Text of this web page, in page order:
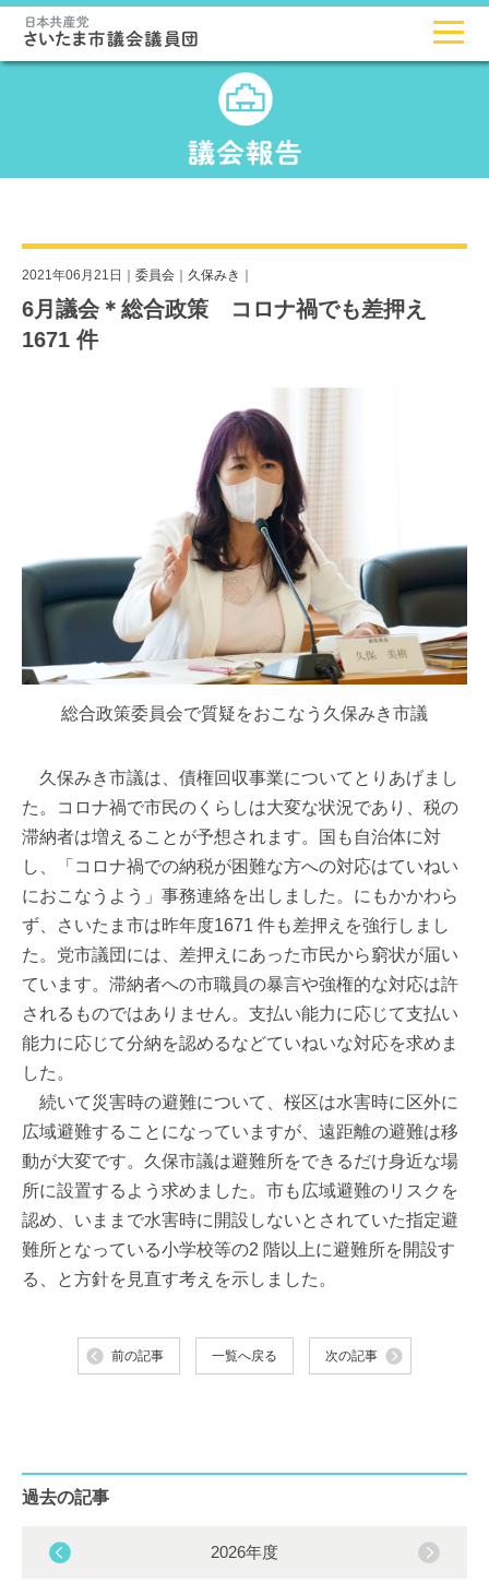
2021年06月21日｜ 委員会 久保みき
6月議会＊総合政策 コロナ禍でも差押え
1671 件
総合政策委員会で質疑をおこなう久保みき市議
久保みき市議は、債権回収事業についてとりあげまし
た。コロナ禍で市民のくらしは大変な状況であり、税の
滞納者は増えることが予想されます。国も自治体に対
し、「コロナ禍での納税が困難な方への対応はていねい
におこなうよう」事務連絡を出しました。にもかかわら
ず、さいたま市は昨年度1671 件も差押えを強行しまし
た。党市議団には、差押えにあった市民から窮状が届い
ています。滞納者への市職員の暴言や強権的な対応は許
されるものではありません。支払い能力に応じて支払い
能力に応じて分納を認めるなどていねいな対応を求めま
した。
続いて災害時の避難について、桜区は水害時に区外に
広域避難することになっていますが、遠距離の避難は移
動が大変です。久保市議は避難所をできるだけ身近な場
所に設置するよう求めました。市も広域避難のリスクを
認め、いままで水害時に開設しないとされていた指定避
難所となっている小学校等の2 階以上に避難所を開設す
る、と方針を見直す考えを示しました。
前の記事 一覧へ戻る 次の記事
過去の記事
2026年度